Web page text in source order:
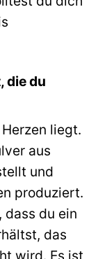
die du
liegt.
aus
und
produziert.
dass du ein
das